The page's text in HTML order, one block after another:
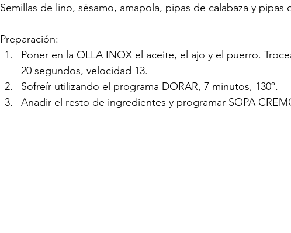
Semillas de lino, sésamo, amapola, pipas de calabaza y
Preparación:
Poner en la OLLA INOX el aceite, el ajo y el puerro.
20 segundos, velocidad 13.
Sofreír utilizando el programa DORAR, 7 minutos, 130º.
Anadir el resto de ingredientes y programar SOPA